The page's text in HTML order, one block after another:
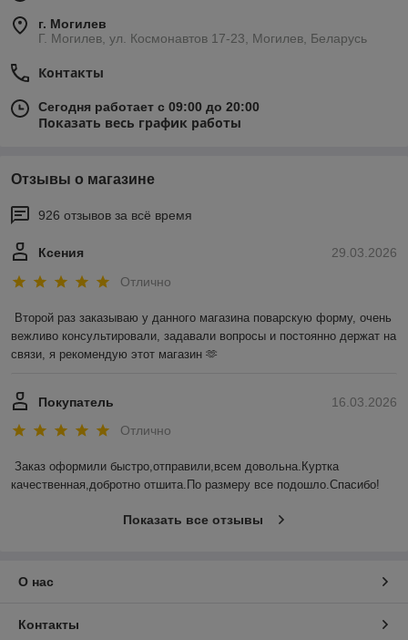
г. Могилев
Г. Могилев, ул. Космонавтов 17-23, Могилев, Беларусь
Контакты
Сегодня работает с 09:00 до 20:00
Показать весь график работы
Отзывы о магазине
926 отзывов за всё время
29.03.2026
Ксения
Отлично
Второй раз заказываю у данного магазина поварскую форму, очень
вежливо консультировали, задавали вопросы и постоянно держат на
связи, я рекомендую этот магазин 🫶
16.03.2026
Покупатель
Отлично
Заказ оформили быстро,отправили,всем довольна.Куртка
качественная,добротно отшита.По размеру все подошло.Спасибо!
Показать все отзывы
О нас
Контакты